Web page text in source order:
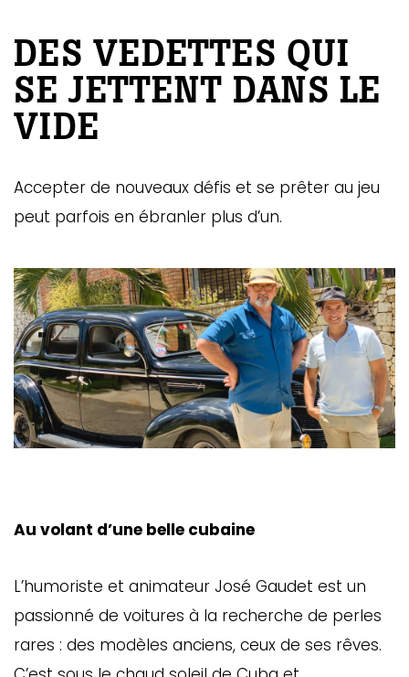
DES VEDETTES QUI
SE JETTENT DANS LE
VIDE
Accepter de nouveaux défis et se prêter au jeu
peut parfois en ébranler plus d’un.
Au volant d’une belle cubaine
L’humoriste et animateur José Gaudet est un
passionné de voitures à la recherche de perles
rares : des modèles anciens, ceux de ses rêves.